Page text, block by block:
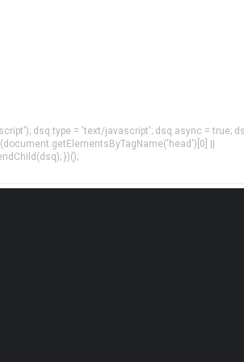
dsq.type = 'text/javascript'; dsq.async = true;
||
})();